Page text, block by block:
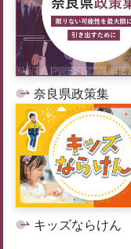
奈良県政策集
キッズならけん